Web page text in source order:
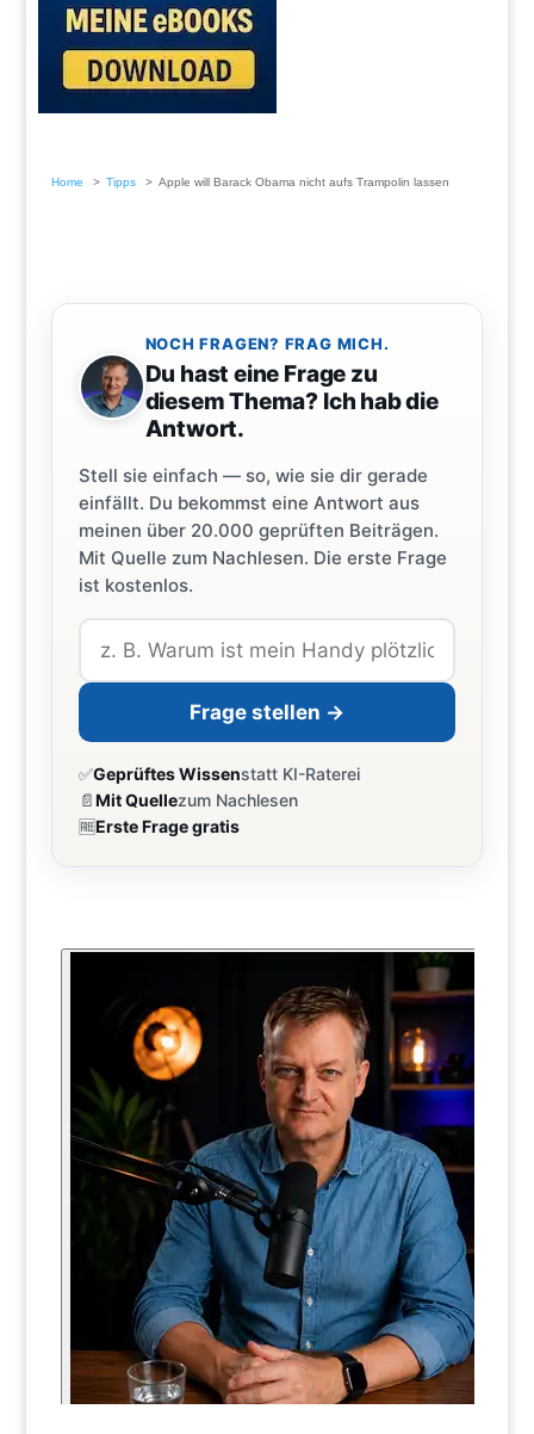
Home Tipps Apple will Barack Obama nicht aufs Trampolin lassen
NOCH FRAGEN? FRAG MICH.
Du hast eine Frage zu
diesem Thema? Ich hab die
Antwort.
Stell sie einfach — so, wie sie dir gerade
einfällt. Du bekommst eine Antwort aus
meinen über 20.000 geprüften Beiträgen.
Mit Quelle zum Nachlesen. Die erste Frage
ist kostenlos.
Frage stellen →
✅Geprüftes Wissenstatt KI-Raterei
📄Mit Quellezum Nachlesen
🆓Erste Frage gratis